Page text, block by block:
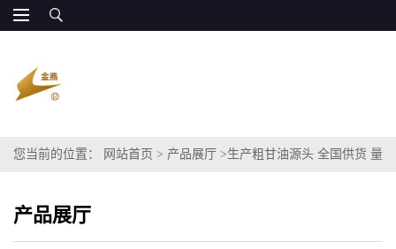
您当前的位置： 网站首页 > 产品展厅 >生产粗甘油源头 全国供货 量
产品展厅